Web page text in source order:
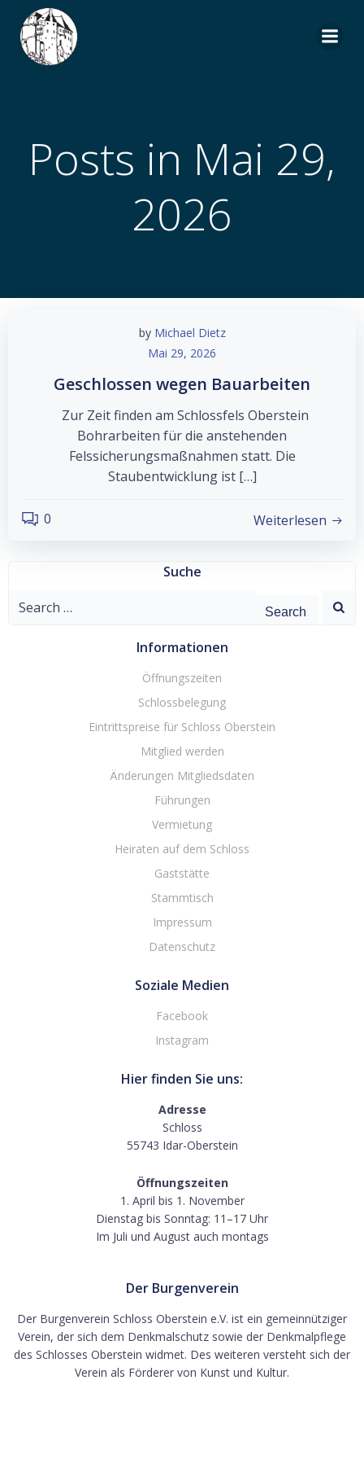
Posts in Mai 29,
2026
by Michael Dietz
Mai 29, 2026
Geschlossen wegen Bauarbeiten
Zur Zeit finden am Schlossfels Oberstein
Bohrarbeiten für die anstehenden
Felssicherungsmaßnahmen statt. Die
Staubentwicklung ist […]
0 Weiterlesen
Suche
Search
Informationen
Öffnungszeiten
Schlossbelegung
Eintrittspreise für Schloss Oberstein
Mitglied werden
Änderungen Mitgliedsdaten
Führungen
Vermietung
Heiraten auf dem Schloss
Gaststätte
Stammtisch
Impressum
Datenschutz
Soziale Medien
Facebook
Instagram
Hier finden Sie uns:
Adresse
Schloss
55743 Idar-Oberstein
Öffnungszeiten
1. April bis 1. November
Dienstag bis Sonntag: 11–17 Uhr
Im Juli und August auch montags
Der Burgenverein
Der Burgenverein Schloss Oberstein e.V. ist ein gemeinnütziger
Verein, der sich dem Denkmalschutz sowie der Denkmalpflege
des Schlosses Oberstein widmet. Des weiteren versteht sich der
Verein als Förderer von Kunst und Kultur.